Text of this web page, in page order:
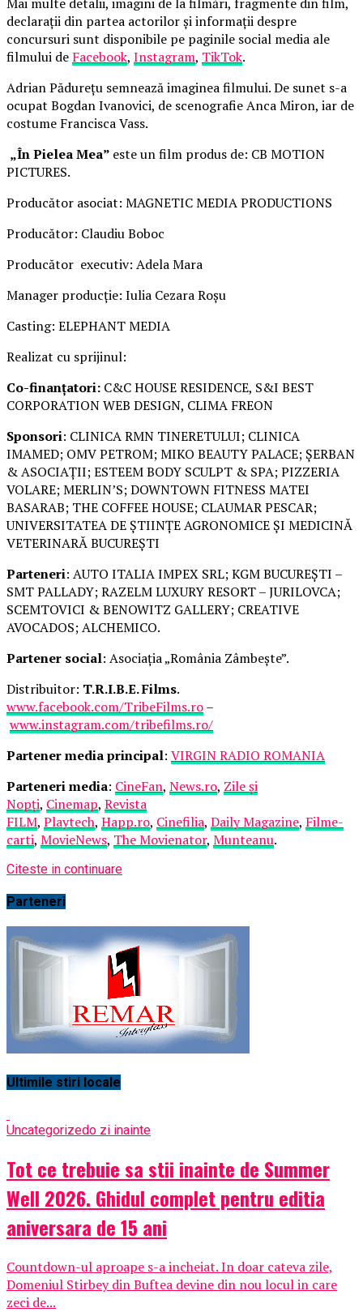
declarații din partea actorilor și informații despre
concursuri sunt disponibile pe paginile social media ale
filmului de Facebook, Instagram, TikTok.
Adrian Pădurețu semnează imaginea filmului. De sunet s-a
ocupat Bogdan Ivanovici, de scenografie Anca Miron, iar de
costume Francisca Vass.
„În Pielea Mea” este un film produs de: CB MOTION
PICTURES.
Producător asociat: MAGNETIC MEDIA PRODUCTIONS
Producător: Claudiu Boboc
Producător executiv: Adela Mara
Manager producție: Iulia Cezara Roșu
Casting: ELEPHANT MEDIA
Realizat cu sprijinul:
Co-finanțatori: C&C HOUSE RESIDENCE, S&I BEST
CORPORATION WEB DESIGN, CLIMA FREON
Sponsori: CLINICA RMN TINERETULUI; CLINICA
IMAMED; OMV PETROM; MIKO BEAUTY PALACE; ȘERBAN
& ASOCIAȚII; ESTEEM BODY SCULPT & SPA; PIZZERIA
VOLARE; MERLIN’S; DOWNTOWN FITNESS MATEI
BASARAB; THE COFFEE HOUSE; CLAUMAR PESCAR;
UNIVERSITATEA DE ȘTIINȚE AGRONOMICE ȘI MEDICINĂ
VETERINARĂ BUCUREȘTI
Parteneri: AUTO ITALIA IMPEX SRL; KGM BUCUREȘTI –
SMT PALLADY; RAZELM LUXURY RESORT – JURILOVCA;
SCEMTOVICI & BENOWITZ GALLERY; CREATIVE
AVOCADOS; ALCHEMICO.
Partener social: Asociația „România Zâmbește”.
Distribuitor: T.R.I.B.E. Films.
www.facebook.com/TribeFilms.ro–
www.instagram.com/tribefilms.ro/
Partener media principal: VIRGIN RADIO ROMANIA
Parteneri media: CineFan, News.ro, Zile și
Nopți, Cinemap, Revista
FILM, Playtech, Happ.ro, Cinefilia, Daily Magazine, Filme-
carti, MovieNews, The Movienator, Munteanu.
Citeste in continuare
Parteneri
Ultimile stiri locale
Uncategorizedo zi inainte
Tot ce trebuie sa stii inainte de Summer
Well 2026. Ghidul complet pentru editia
aniversara de 15 ani
Countdown-ul aproape s-a incheiat. In doar cateva zile,
Domeniul Stirbey din Buftea devine din nou locul in care
zeci de...